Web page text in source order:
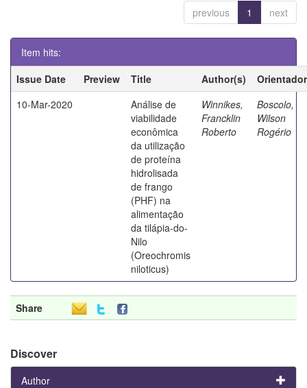
previous 1 next
Item hits:
Issue Date
Preview Title Author(s)
Orientador
10-Mar-2020
Análise de
viabilidade
econômica
da utilização
de proteína
hidrolisada
de frango
(PHF) na
alimentação
da tilápia-do-
Nilo
(Oreochromis
niloticus)
Winnikes,
Francklin
Roberto
Boscolo,
Wilson
Rogério
Share
Discover
Author